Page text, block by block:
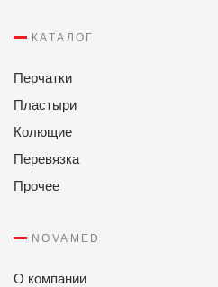
КАТАЛОГ
Перчатки
Пластыри
Колющие
Перевязка
Прочее
NOVAMED
О компании